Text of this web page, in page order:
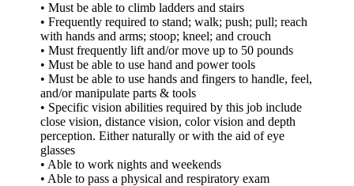
• Must be able to climb ladders and stairs
• Frequently required to stand; walk; push; pull; reach
with hands and arms; stoop; kneel; and crouch
• Must frequently lift and/or move up to 50 pounds
• Must be able to use hand and power tools
• Must be able to use hands and fingers to handle, feel,
and/or manipulate parts & tools
• Specific vision abilities required by this job include
close vision, distance vision, color vision and depth
perception. Either naturally or with the aid of eye
glasses
• Able to work nights and weekends
• Able to pass a physical and respiratory exam